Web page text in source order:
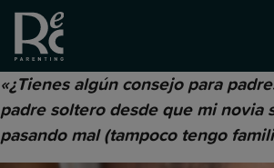
«¿Tienes algún consejo para
padre soltero desde que mi novia
pasando mal (tampoco tengo